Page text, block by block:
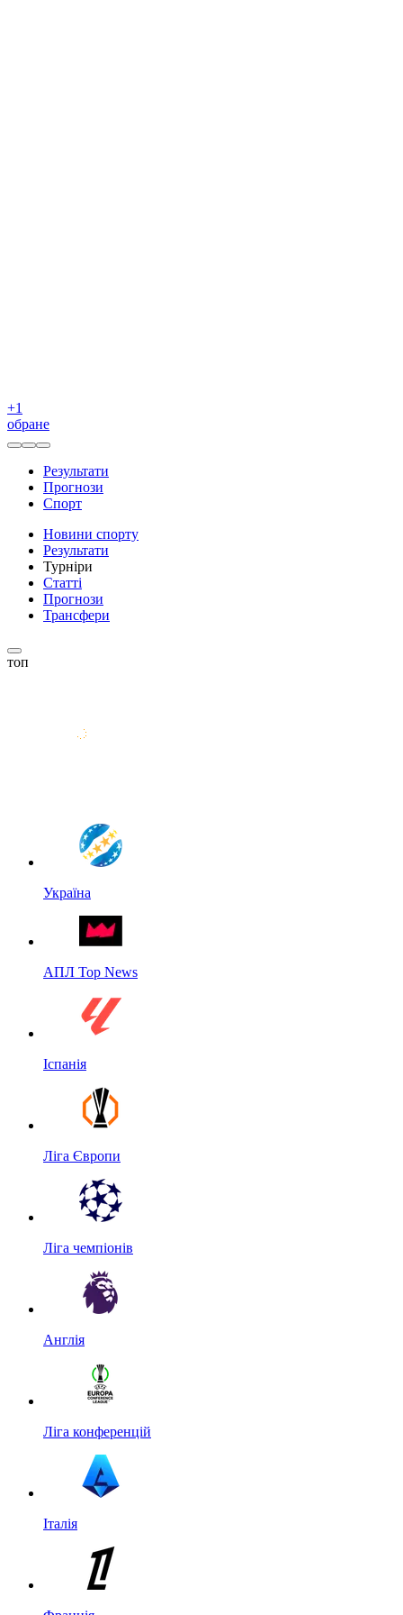
+1
обране
Результати
Прогнози
Спорт
Новини спорту
Результати
Турніри
Статті
Прогнози
Трансфери
топ
Україна
АПЛ Top News
Іспанія
Ліга Європи
Ліга чемпіонів
Англія
Ліга конференцій
Італія